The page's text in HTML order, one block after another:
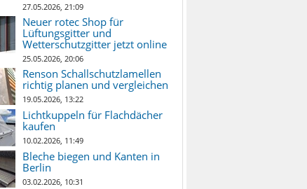
27.05.2026, 21:09
Neuer rotec Shop für
Lüftungsgitter und
Wetterschutzgitter jetzt online
25.05.2026, 20:06
Renson Schallschutzlamellen
richtig planen und vergleichen
19.05.2026, 13:22
Lichtkuppeln für Flachdächer
kaufen
10.02.2026, 11:49
Bleche biegen und Kanten in
Berlin
03.02.2026, 10:31